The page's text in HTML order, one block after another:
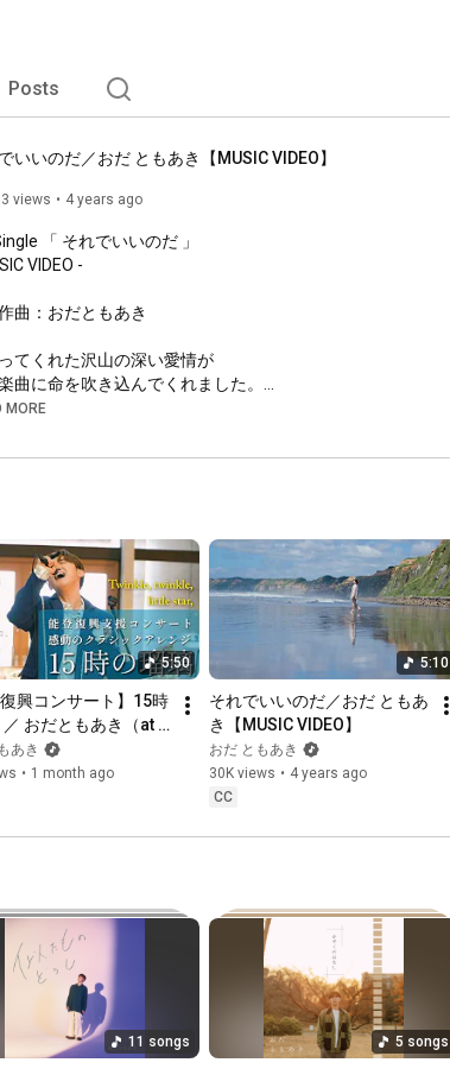
Posts
いいのだ／おだ ともあき【MUSIC VIDEO】
views 4 years ago
「 それでいいのだ 」
VIDEO -
曲：おだともあき
てくれた沢山の深い愛情が
曲に命を吹き込んでくれました。
クトと感謝を込めて💐
Thanks 〕
Produced by 清野雄翔
by 清野雄翔＋倉品 翔（GOOD BYE APRIL)
望月 純
倉品 翔
清野 雄翔
西原 史織
吉良 都
Arrange & Vocal Direction by
Kondo
彦
& Camera & Edit by 岡本世那(Sena)
by kato masaki
by 桑原健次（Snugs）
by とんとんず🍀
MORE
5:50
復興コンサート】15時
／ おだともあき（at
市場）クラシックア
あき
• 1 month ago
5:10
それでいいのだ／おだ ともあ
き【MUSIC VIDEO】
おだ ともあき
30K views • 4 years ago
CC
11 songs 5 songs